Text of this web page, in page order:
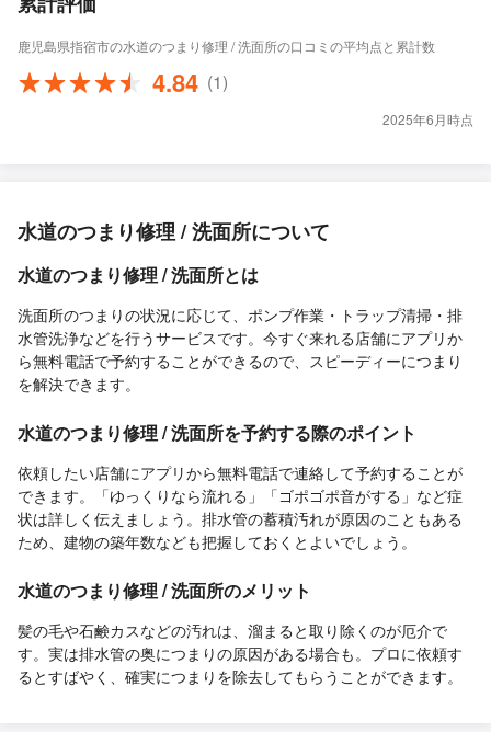
鹿児島県指宿市の水道のつまり修理 / 洗面所の口コミの平均点と累計数
4.84 (1)
2025年6月時点
水道のつまり修理 / 洗面所について
水道のつまり修理 / 洗面所とは
洗面所のつまりの状況に応じて、ポンプ作業・トラップ清掃・排
水管洗浄などを行うサービスです。今すぐ来れる店舗にアプリか
ら無料電話で予約することができるので、スピーディーにつまり
を解決できます。
水道のつまり修理 / 洗面所を予約する際のポイント
依頼したい店舗にアプリから無料電話で連絡して予約することが
できます。「ゆっくりなら流れる」「ゴポゴポ音がする」など症
状は詳しく伝えましょう。排水管の蓄積汚れが原因のこともある
ため、建物の築年数なども把握しておくとよいでしょう。
水道のつまり修理 / 洗面所のメリット
髪の毛や石鹸カスなどの汚れは、溜まると取り除くのが厄介で
す。実は排水管の奥につまりの原因がある場合も。プロに依頼す
るとすばやく、確実につまりを除去してもらうことができます。